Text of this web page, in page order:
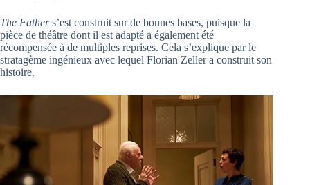
The Fathers’est construit sur de bonnes bases, puisque la
pièce de théâtre dont il est adapté a également été
récompensée à de multiples reprises. Cela s’explique par le
stratagème ingénieux avec lequel Florian Zeller a construit son
histoire.